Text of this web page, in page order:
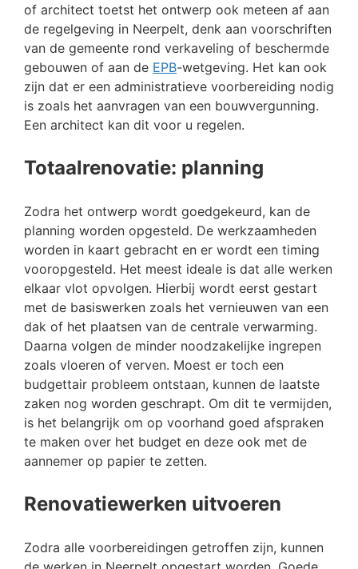
of architect toetst het ontwerp ook meteen af aan
de regelgeving in Neerpelt, denk aan voorschriften
van de gemeente rond verkaveling of beschermde
gebouwen of aan de EPB-wetgeving. Het kan ook
zijn dat er een administratieve voorbereiding nodig
is zoals het aanvragen van een bouwvergunning.
Een architect kan dit voor u regelen.
Totaalrenovatie: planning
Zodra het ontwerp wordt goedgekeurd, kan de
planning worden opgesteld. De werkzaamheden
worden in kaart gebracht en er wordt een timing
vooropgesteld. Het meest ideale is dat alle werken
elkaar vlot opvolgen. Hierbij wordt eerst gestart
met de basiswerken zoals het vernieuwen van een
dak of het plaatsen van de centrale verwarming.
Daarna volgen de minder noodzakelijke ingrepen
zoals vloeren of verven. Moest er toch een
budgettair probleem ontstaan, kunnen de laatste
zaken nog worden geschrapt. Om dit te vermijden,
is het belangrijk om op voorhand goed afspraken
te maken over het budget en deze ook met de
aannemer op papier te zetten.
Renovatiewerken uitvoeren
Zodra alle voorbereidingen getroffen zijn, kunnen